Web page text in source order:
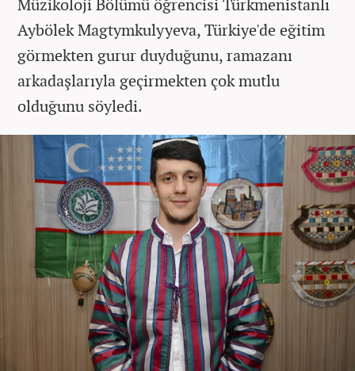
Müzikoloji Bölümü öğrencisi Türkmenistanlı
Aybölek Magtymkulyyeva, Türkiye'de eğitim
görmekten gurur duyduğunu, ramazanı
arkadaşlarıyla geçirmekten çok mutlu
olduğunu söyledi.